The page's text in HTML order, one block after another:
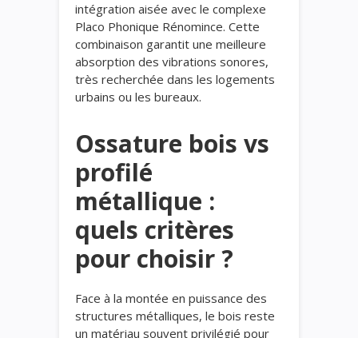
intégration aisée avec le complexe
Placo Phonique Rénomince. Cette
combinaison garantit une meilleure
absorption des vibrations sonores,
très recherchée dans les logements
urbains ou les bureaux.
Ossature bois vs
profilé
métallique :
quels critères
pour choisir ?
Face à la montée en puissance des
structures métalliques, le bois reste
un matériau souvent privilégié pour